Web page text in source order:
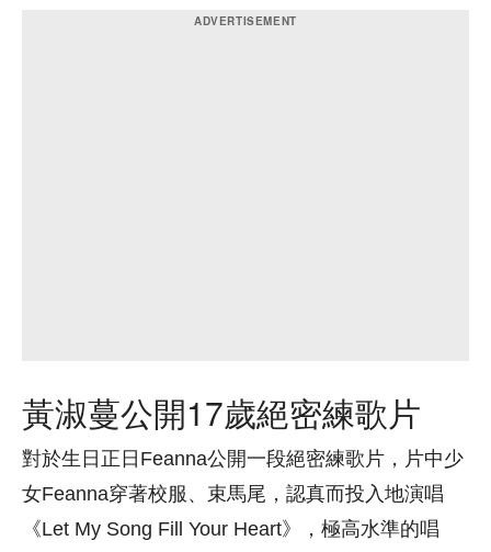
黃淑蔓公開17歲絕密練歌片
對於生日正日Feanna公開一段絕密練歌片，片中少
女Feanna穿著校服、束馬尾，認真而投入地演唱
《Let My Song Fill Your Heart》，極高水準的唱